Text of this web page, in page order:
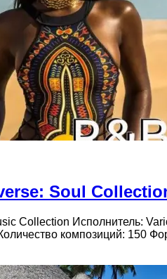
Soul
Collection Исполнитель:
композиций: 150